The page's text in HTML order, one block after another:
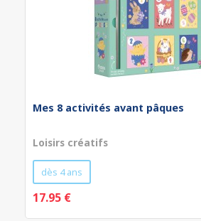
Mes 8 activités avant pâques
Loisirs créatifs
dès 4 ans
17.95 €